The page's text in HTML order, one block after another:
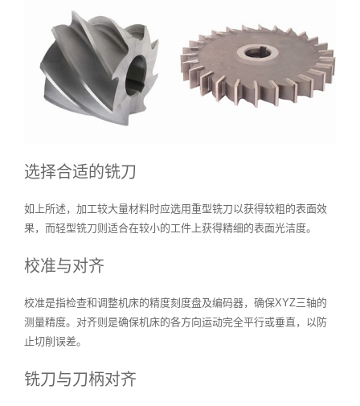
选择合适的铣刀
如上所述，加工较大量材料时应选用重型铣刀以获得较粗的表面效
果，而轻型铣刀则适合在较小的工件上获得精细的表面光洁度。
校准与对齐
校准是指检查和调整机床的精度刻度盘及编码器，确保XYZ三轴的
测量精度。对齐则是确保机床的各方向运动完全平行或垂直，以防
止切削误差。
铣刀与刀柄对齐